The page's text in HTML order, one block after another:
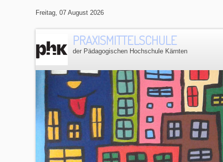
Freitag, 07 August 2026
PRAXISMITTELSCHULE
der Pädagogischen Hochschule Kärnten